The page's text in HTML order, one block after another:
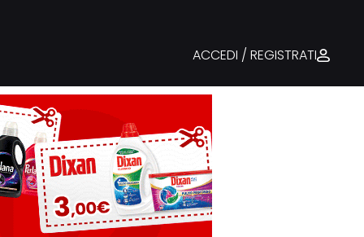
ACCEDI / REGISTRATI